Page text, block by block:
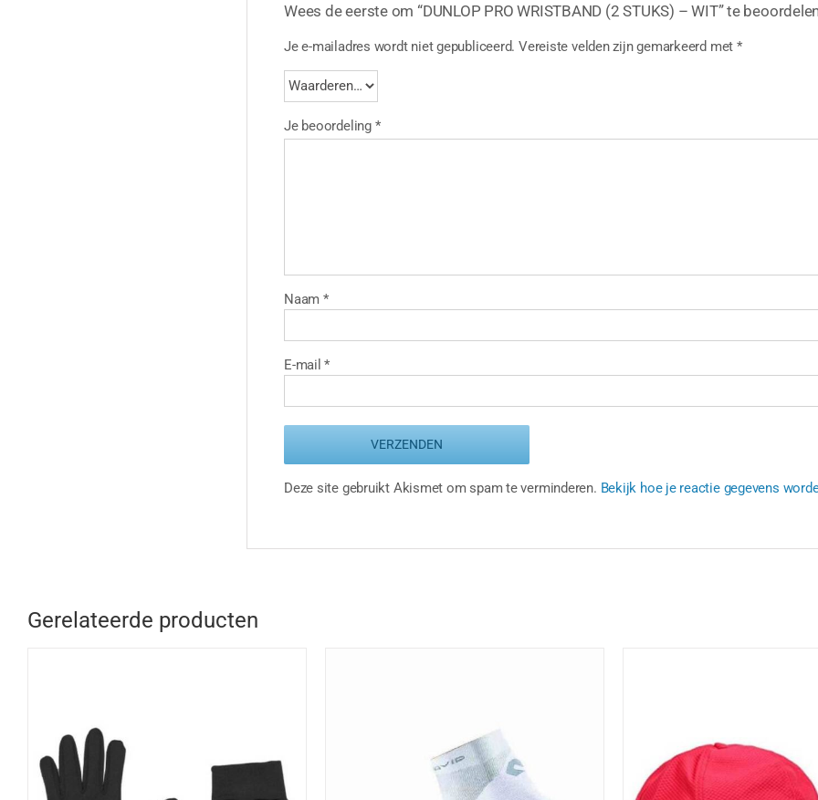
Wees de eerste om “DUNLOP PRO WRISTBAND (2 STUKS) – WIT” te
Je e-mailadres wordt niet gepubliceerd. Vereiste velden zijn gemarkeerd met *
Je beoordeling *
Naam *
E-mail*
Deze site gebruikt Akismet om spam te verminderen. Bekijk hoe je reactie gegevens
Gerelateerde producten